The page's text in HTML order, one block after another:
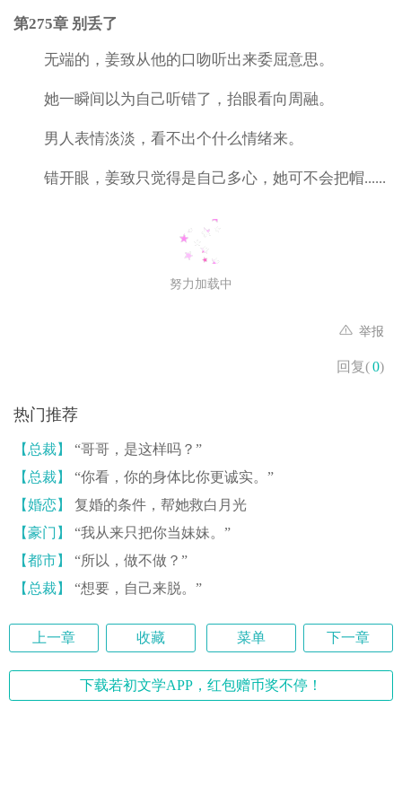
第275章 别丢了
无端的，姜致从他的口吻听出来委屈意思。
她一瞬间以为自己听错了，抬眼看向周融。
男人表情淡淡，看不出个什么情绪来。
错开眼，姜致只觉得是自己多心，她可不会把帽......
努力加载中
举报
回复(0)
热门推荐
【总裁】
“哥哥，是这样吗？”
【总裁】
“你看，你的身体比你更诚实。”
【婚恋】
复婚的条件，帮她救白月光
【豪门】
“我从来只把你当妹妹。”
【都市】
“所以，做不做？”
【总裁】
“想要，自己来脱。”
上一章 收藏 菜单 下一章
下载若初文学APP，红包赠币奖不停！